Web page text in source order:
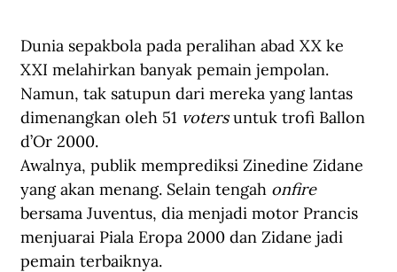
Dunia sepakbola pada peralihan abad XX ke
XXI melahirkan banyak pemain jempolan.
Namun, tak satupun dari mereka yang lantas
dimenangkan oleh 51 voters untuk trofi Ballon
d’Or 2000.
Awalnya, publik memprediksi Zinedine Zidane
yang akan menang. Selain tengah onfire
bersama Juventus, dia menjadi motor Prancis
menjuarai Piala Eropa 2000 dan Zidane jadi
pemain terbaiknya.